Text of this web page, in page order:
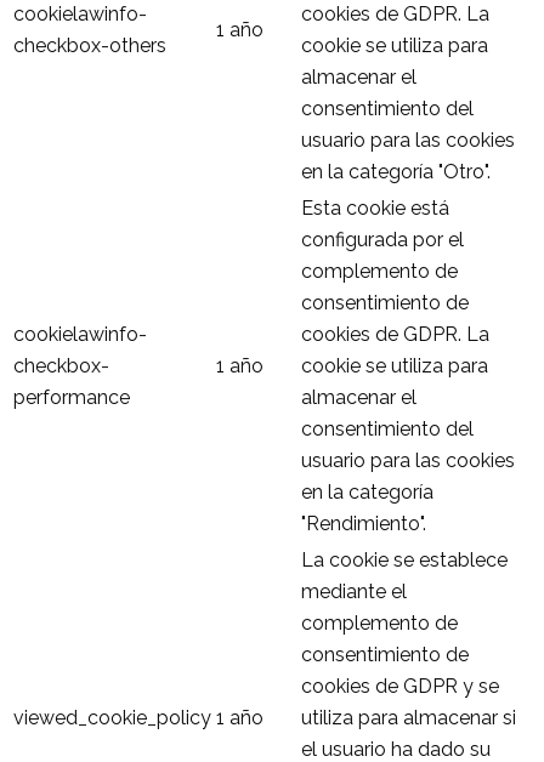
cookielawinfo-
checkbox-others
1 año
cookies de GDPR. La
cookie se utiliza para
almacenar el
consentimiento del
usuario para las cookies
en la categoría "Otro".
cookielawinfo-
checkbox-
performance
1 año
Esta cookie está
configurada por el
complemento de
consentimiento de
cookies de GDPR. La
cookie se utiliza para
almacenar el
consentimiento del
usuario para las cookies
en la categoría
"Rendimiento".
viewed_cookie_policy 1 año
La cookie se establece
mediante el
complemento de
consentimiento de
cookies de GDPR y se
utiliza para almacenar si
el usuario ha dado su